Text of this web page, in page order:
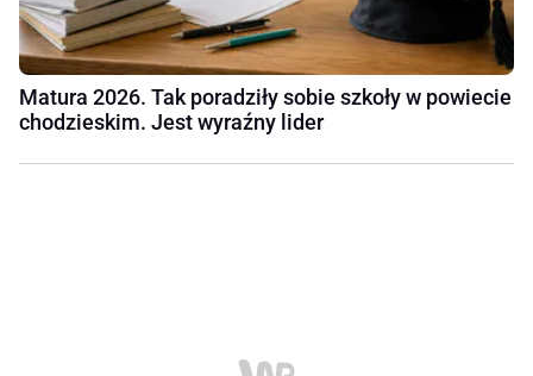
Matura 2026. Tak poradziły sobie szkoły w powiecie
chodzieskim. Jest wyraźny lider